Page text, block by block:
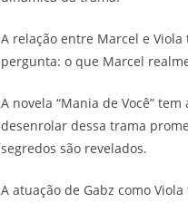
A relação entre Marcel e
pergunta: o que Marcel
A novela “Mania de Você”
desenrolar dessa trama
segredos são revelados.
A atuação de Gabz como